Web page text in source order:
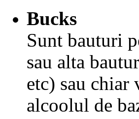
Bucks
Sunt bauturi
sau alta
etc) sau chiar
alcoolul de